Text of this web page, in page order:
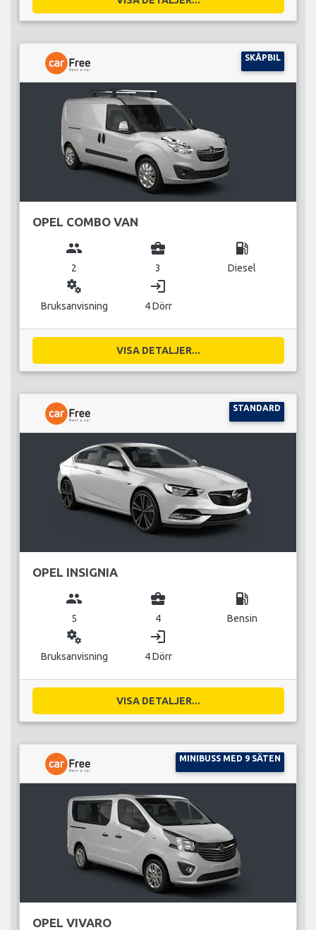
SKÅPBIL
OPEL COMBO VAN
group
2
business_center
3
local_gas_station
Diesel
miscellaneous_services
Bruksanvisning
login
4 Dörr
VISA DETALJER...
STANDARD
OPEL INSIGNIA
group
5
business_center
4
local_gas_station
Bensin
miscellaneous_services
Bruksanvisning
login
4 Dörr
VISA DETALJER...
MINIBUSS MED 9 SÄTEN
OPEL VIVARO